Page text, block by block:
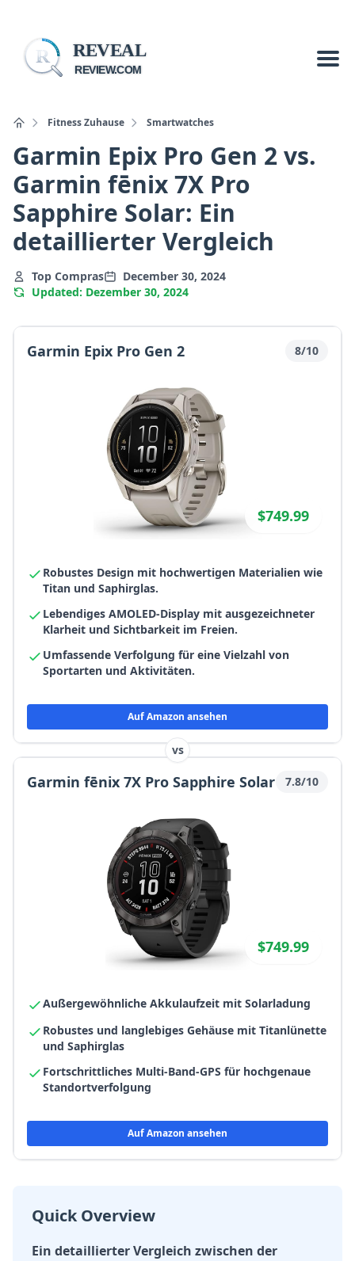
R REVEAL
REVIEW.COM
Fitness Zuhause Smartwatches
Garmin Epix Pro Gen 2 vs.
Garmin fēnix 7X Pro
Sapphire Solar: Ein
detaillierter Vergleich
Top Compras
December 30, 2024
Updated: Dezember 30, 2024
Garmin Epix Pro Gen 2 8/10
$749.99
Robustes Design mit hochwertigen Materialien wie
Titan und Saphirglas.
Lebendiges AMOLED-Display mit ausgezeichneter
Klarheit und Sichtbarkeit im Freien.
Umfassende Verfolgung für eine Vielzahl von
Sportarten und Aktivitäten.
Auf Amazon ansehen
vs
Garmin fēnix 7X Pro Sapphire Solar 7.8/10
$749.99
Außergewöhnliche Akkulaufzeit mit Solarladung
Robustes und langlebiges Gehäuse mit Titanlünette
und Saphirglas
Fortschrittliches Multi-Band-GPS für hochgenaue
Standortverfolgung
Auf Amazon ansehen
Quick Overview
Ein detaillierter Vergleich zwischen der